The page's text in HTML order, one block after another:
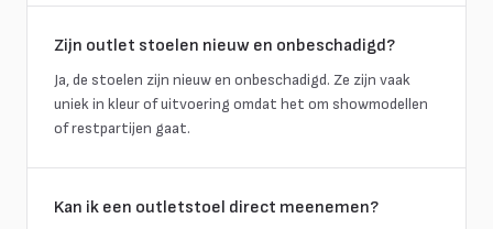
Zijn outlet stoelen nieuw en onbeschadigd?
Ja, de stoelen zijn nieuw en onbeschadigd. Ze zijn vaak
uniek in kleur of uitvoering omdat het om showmodellen
of restpartijen gaat.
Kan ik een outletstoel direct meenemen?